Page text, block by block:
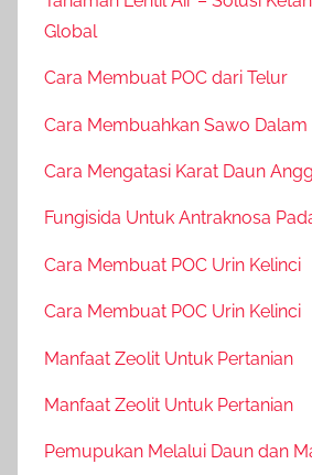
Global
Cara Membuat POC dari Telur
Cara Membuahkan Sawo Dalam
Cara Mengatasi Karat Daun
Fungisida Untuk Antraknosa
Cara Membuat POC Urin Kelinci
Cara Membuat POC Urin Kelinci
Manfaat Zeolit Untuk Pertanian
Manfaat Zeolit Untuk Pertanian
Pemupukan Melalui Daun dan